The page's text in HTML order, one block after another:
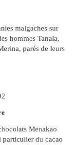
malgaches sur
hommes Tanala,
parés de leurs
Menakao
particulier du cacao